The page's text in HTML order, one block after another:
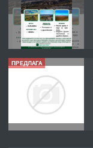
ПРЕДЛАГА